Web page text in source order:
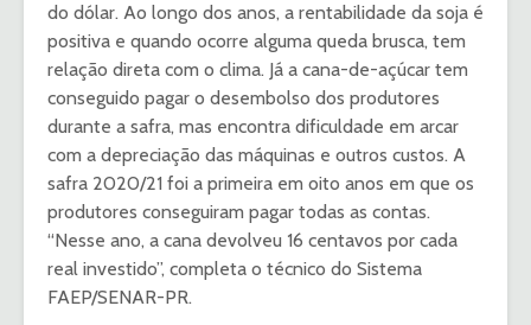
do dólar. Ao longo dos anos, a rentabilidade da soja é
positiva e quando ocorre alguma queda brusca, tem
relação direta com o clima. Já a cana-de-açúcar tem
conseguido pagar o desembolso dos produtores
durante a safra, mas encontra dificuldade em arcar
com a depreciação das máquinas e outros custos. A
safra 2020/21 foi a primeira em oito anos em que os
produtores conseguiram pagar todas as contas.
“Nesse ano, a cana devolveu 16 centavos por cada
real investido”, completa o técnico do Sistema
FAEP/SENAR-PR.